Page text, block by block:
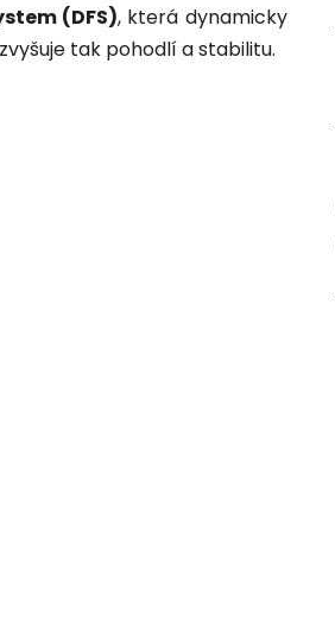
(DFS), která dynamicky
tak pohodlí a stabilitu.